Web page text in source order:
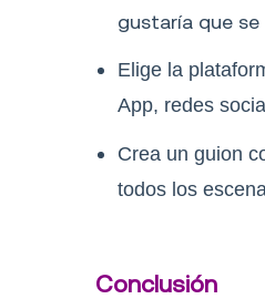
gustaría que
Elige la
App, redes
Crea un guion
todos los
Conclusión